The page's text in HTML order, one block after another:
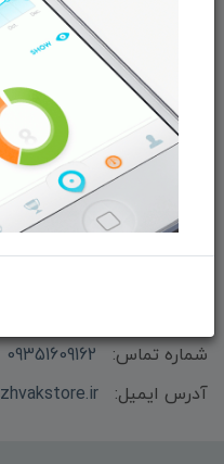
از تخفیف‌ها و جدیدترین‌های
ما را در شبکه‌های اجتماعی دنبال
شماره تماس:
09351609162
آدرس ایمیل: